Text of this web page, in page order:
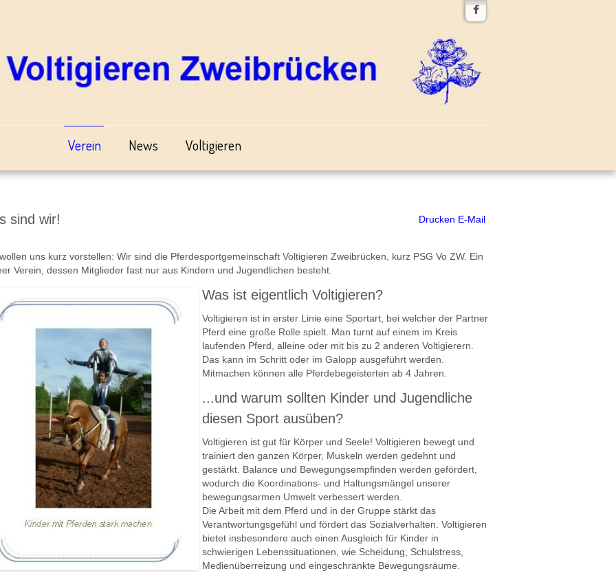
Verein News Voltigieren
Drucken E-Mail
sind wir!
uns kurz vorstellen: Wir sind die Pferdesportgemeinschaft Voltigieren Zweibrücken, kurz PSG Vo ZW. Ein
Verein, dessen Mitglieder fast nur aus Kindern und Jugendlichen besteht.
Was ist eigentlich Voltigieren?
Voltigieren ist in erster Linie eine Sportart, bei welcher der Partner
Pferd eine große Rolle spielt. Man turnt auf einem im Kreis
laufenden Pferd, alleine oder mit bis zu 2 anderen Voltigierern.
Das kann im Schritt oder im Galopp ausgeführt werden.
Mitmachen können alle Pferdebegeisterten ab 4 Jahren.
...und warum sollten Kinder und Jugendliche
diesen Sport ausüben?
Voltigieren ist gut für Körper und Seele! Voltigieren bewegt und
trainiert den ganzen Körper, Muskeln werden gedehnt und
gestärkt. Balance und Bewegungsempfinden werden gefördert,
wodurch die Koordinations- und Haltungsmängel unserer
bewegungsarmen Umwelt verbessert werden.
Die Arbeit mit dem Pferd und in der Gruppe stärkt das
Verantwortungsgefühl und fördert das Sozialverhalten. Voltigieren
bietet insbesondere auch einen Ausgleich für Kinder in
schwierigen Lebenssituationen, wie Scheidung, Schulstress,
Medienüberreizung und eingeschränkte Bewegungsräume.